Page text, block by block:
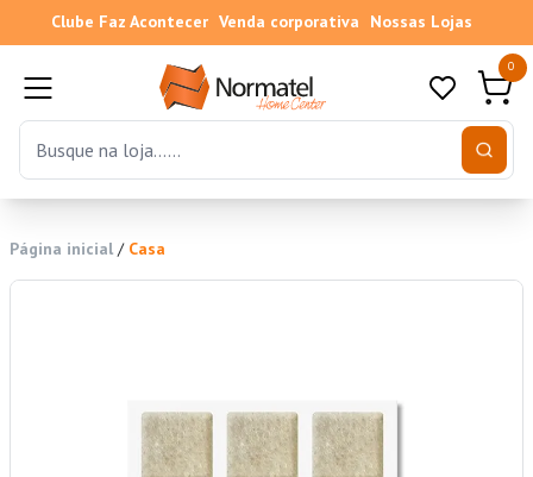
Clube Faz Acontecer Venda corporativa Nossas Lojas
0
Página inicial / Casa